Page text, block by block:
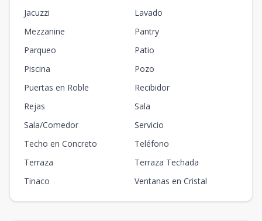
Jacuzzi
Lavado
Mezzanine
Pantry
Parqueo
Patio
Piscina
Pozo
Puertas en Roble
Recibidor
Rejas
Sala
Sala/Comedor
Servicio
Techo en Concreto
Teléfono
Terraza
Terraza Techada
Tinaco
Ventanas en Cristal